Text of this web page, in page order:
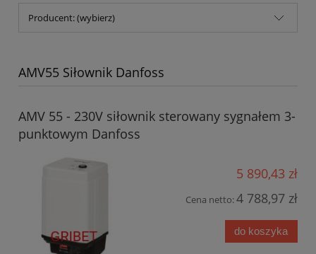
Producent: (wybierz)
AMV55 Siłownik Danfoss
AMV 55 - 230V siłownik sterowany sygnałem 3-
punktowym Danfoss
5 890,43 zł
Cena netto:4 788,97 zł
do koszyka